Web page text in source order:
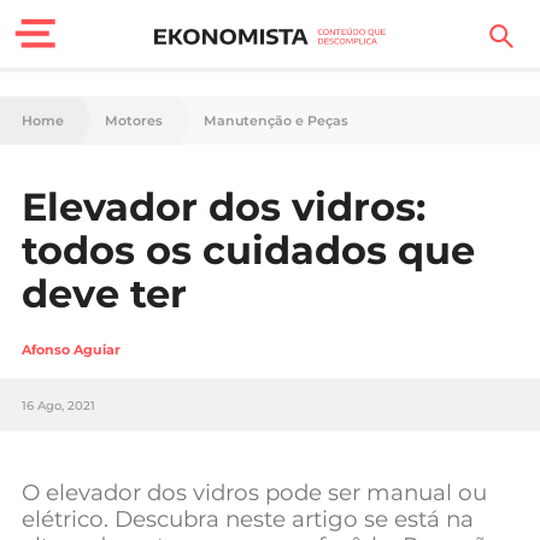
Finanças Pessoais
Carreira
Casa
Lifestyle
Sociedade
Negócios
Home Motores Manutenção e Peças
Elevador dos vidros:
todos os cuidados que
deve ter
Afonso Aguiar
16 Ago, 2021
O elevador dos vidros pode ser manual ou
elétrico. Descubra neste artigo se está na